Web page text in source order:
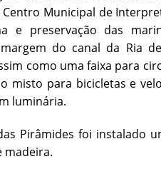
Municipal de
e preservação das
do canal da Ria
como uma faixa para
misto para bicicletas e
luminária.
Pirâmides foi instalado
madeira.